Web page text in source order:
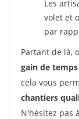
Les
volet et
par
Partant de là,
gain de
cela vous
chantiers
N'hésitez pas